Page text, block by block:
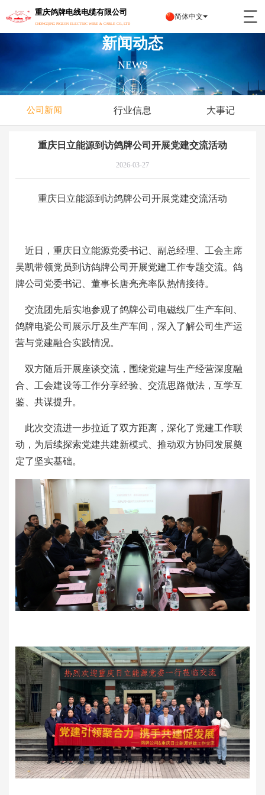
重庆鸽牌电线电缆有限公司
CHONGQING PIGEON ELECTRIC WIRE & CABLE CO.,LTD
简体中文
新闻动态
NEWS
公司新闻 行业信息 大事记
重庆日立能源到访鸽牌公司开展党建交流活动
2026-03-27
重庆日立能源到访鸽牌公司 开展党建交流活动
近日 ，重庆日立能源党委书记、副总经理 、工会主席
吴凯带领党员到访鸽牌公司开展党建工作专题交流。 鸽
牌公司党委书记、董事长唐亮亮率队热情接待。
交流团先后实地参观了鸽牌公司 电磁线厂生产车间、
鸽牌电瓷公司展示厅及生产车间， 深入 了解公司生产运
营与党建融合实践情况。
双方随后开展座谈交流，围绕党建与生产经营深度融
合、工会建设等工作分享经验、交流思路做法，互学互
鉴、共谋提升。
此次交流进一步拉近了双方距离，深化了党建工作联
动，为后续探索党建共建新模式、推动双方协同发展奠
定了坚实基础。